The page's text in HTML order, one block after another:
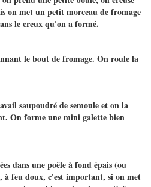
on met un petit morceau de fromage
le creux qu'on a formé.
le bout de fromage. On roule la
saupoudré de semoule et on la
On forme une mini galette bien
dans une poêle à fond épais (ou
feu doux, c'est important, si on met